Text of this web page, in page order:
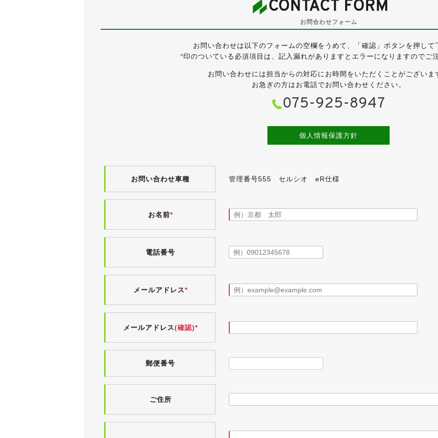
●TEIN EDFC ACTIVE PRO付き車高調
●ブレーキキャリパーゴールドペイント《CELCIORロゴ入り》
低走行で大変きれいなセルシオです。
専用ユーロチューンドサスペンション/18インチアルミホイール/本革シート/サンルーフが備わるスポー
匠変更されています。
また、前期型の５速オートマから後期になり６速オートマに進化しています。
車検が令和８年７月まで残っていますので、そのまま乗って帰っていただくことが可能です。
オプションカラーのプレミアムシルバーのボディは、大変きれいな状態が保たれています。
ボディにはまだ十分に艶が残っており、ヘッドランプレンズもクリアで、年式を感じさせない美しいボデ
前回入庫時は業者オークション仕入れでしたが、その際のオークション会場の出品票を見る限りでは鈑
時からのオリジナル塗装かと思われます(前オーナー様も事故等されていません)。
一度、磨き＆コーティングをされた上に、プロテクションフィルムも施工されています。
足元にはBBS LMの20インチが履かれています。
４本とも目立った傷や腐食は無く、良好な状態です。
組み合わされるタイヤはFALKEN アゼニス FK510で、2020年製とまだ新しく、目分量で５～６分山程
足回りは、TEINのEDFC付き車高調です。
EDFCとは簡単に言うと車高調に取り付けたモーターを車内からコントロールできるシステムで、運転
可能です。
こちらは社外品のため、動作に関しては未確認とさせてください。
CONTACT FORM
お問合わせフォーム
お問い合わせは以下のフォームの空欄をうめて、「確認」ボタンを押して
*印のついている必須項目は、記入漏れがありますとエラーになりますのでご
お問い合わせには担当からの対応にお時間をいただくことがございま
お急ぎの方はお電話でお問い合わせください。
075-925-8947
個人情報保護方針
お問い合わせ車種 管理番号555 セルシオ eR仕様
お名前*
電話番号
メールアドレス*
メールアドレス(確認)*
郵便番号
ご住所